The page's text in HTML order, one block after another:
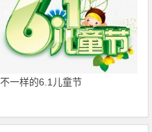
不一样的6.1儿童节